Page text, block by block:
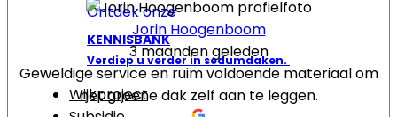
Ontdek onze
KENNISBANK
Verdiep u verder in sedumdaken.
Wijkproject
Jorin Hoogenboom
3 maanden geleden
Geweldige service en ruim voldoende materiaal om
het groene dak zelf aan te leggen.